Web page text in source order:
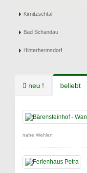
Kirnitzschtal
Bad Schandau
Hinterhermsdorf
neu ! beliebt
nahe Wehlen